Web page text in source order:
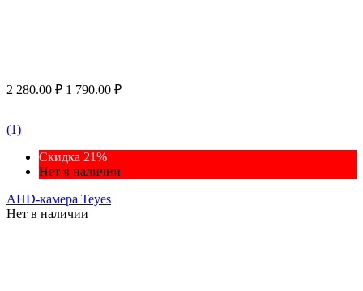
2 280.00 ₽ 1 790.00 ₽
(1)
Скидка 21%
Нет в наличии
AHD-камера Teyes
Нет в наличии